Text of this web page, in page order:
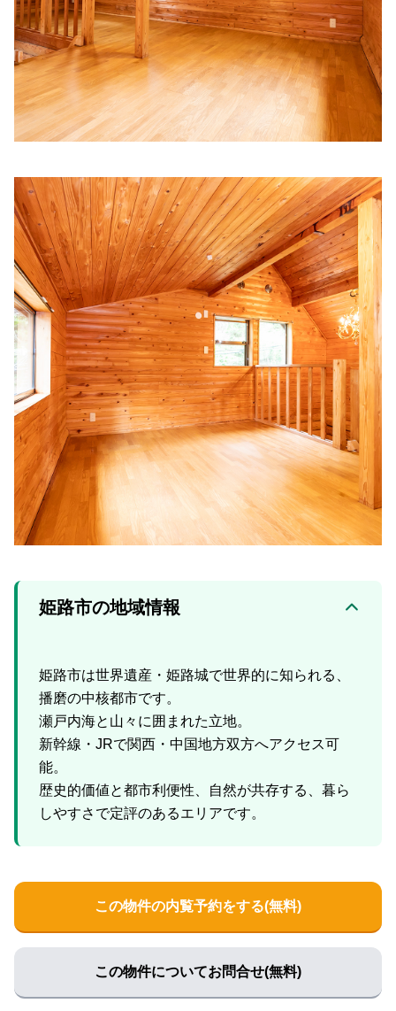
姫路市の地域情報
姫路市は世界遺産・姫路城で世界的に知られる、
播磨の中核都市です。
瀬戸内海と山々に囲まれた立地。
新幹線・JRで関西・中国地方双方へアクセス可
能。
歴史的価値と都市利便性、自然が共存する、暮ら
この物件の内覧予約をする(無料)
この物件についてお問合せ(無料)